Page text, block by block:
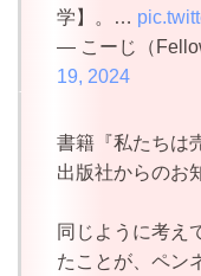
学】。…
— こーじ（
19, 2024
書籍『私たちは
出版社からのお
同じように考え
たことが、ペン